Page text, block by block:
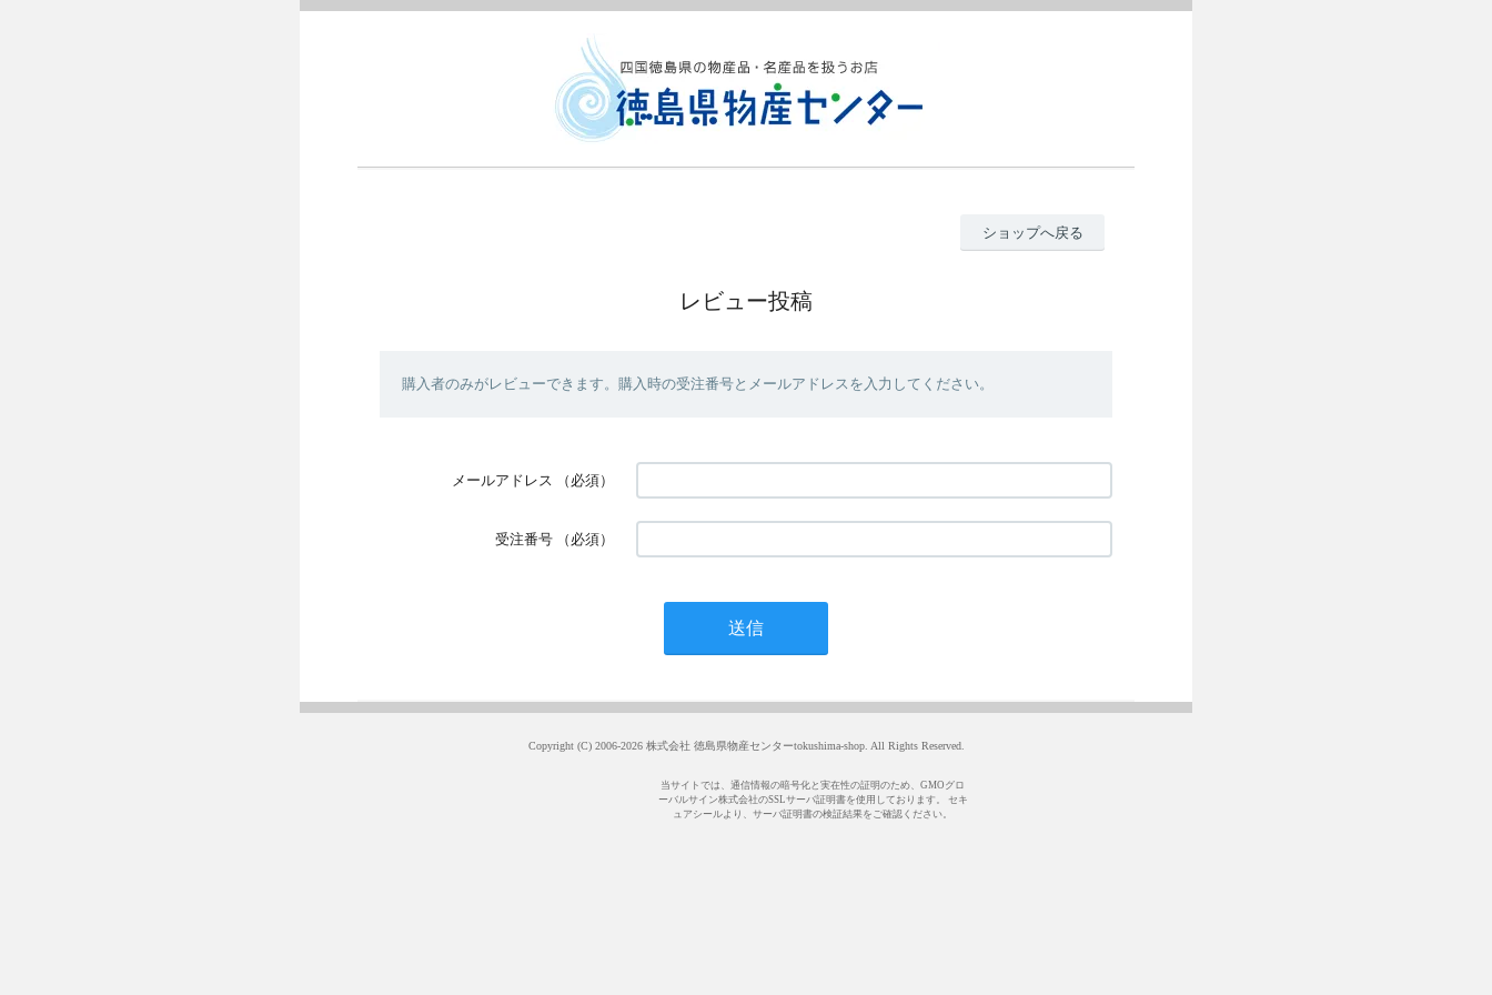
ショップへ戻る
レビュー投稿
購入者のみがレビューできます。購入時の受注番号とメールアドレスを入力してください。
メールアドレス （必須）
受注番号 （必須）
Copyright (C) 2006-2026 株式会社 徳島県物産センターtokushima-shop. All Rights Reserved.
当サイトでは、通信情報の暗号化と実在性の証明のため、GMOグロ
ーバルサイン株式会社のSSLサーバ証明書を使用しております。 セキ
ュアシールより、サーバ証明書の検証結果をご確認ください。